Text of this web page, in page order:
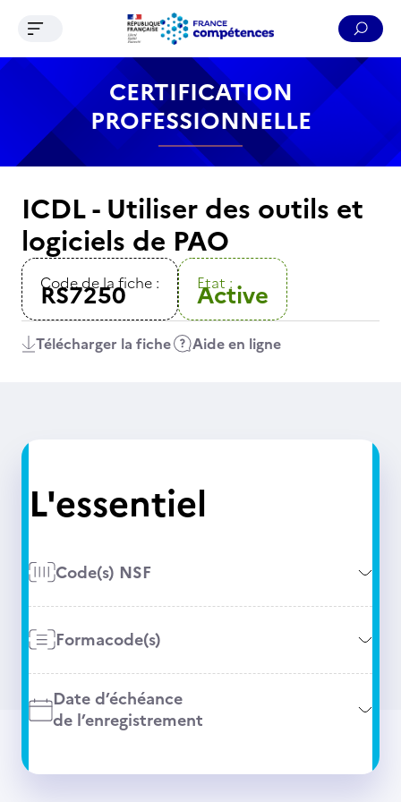
Contenu Recherche Menu Pied de page
Ouvrir le menu de navigation
CERTIFICATION
PROFESSIONNELLE
ICDL - Utiliser des outils et
logiciels de PAO
Code de la fiche :
RS7250 Etat :
Active
Télécharger la fiche Aide en ligne
L'essentiel
Code(s) NSF
Formacode(s)
Date d’échéance
de l’enregistrement